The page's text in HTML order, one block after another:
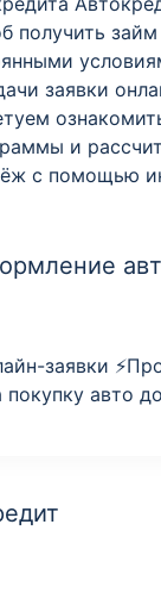
получить
заявки
и
с помощью
заявки
покупку авто